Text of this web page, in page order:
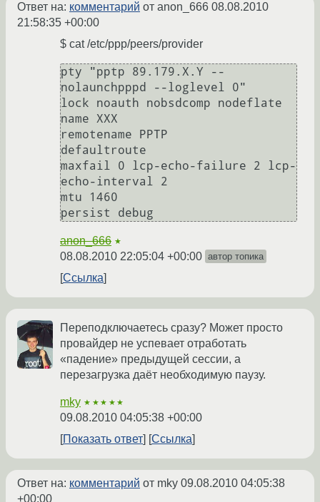
Ответ на: комментарий от anon_666 08.08.2010
21:58:35 +00:00
$ cat /etc/ppp/peers/provider
pty "pptp 89.179.X.Y --
nolaunchpppd --loglevel 0"
lock noauth nobsdcomp nodeflate
name XXX
remotename PPTP
defaultroute
maxfail 0 lcp-echo-failure 2 lcp-
echo-interval 2
mtu 1460
persist debug
anon_666 ★
08.08.2010 22:05:04 +00:00 автор топика
Ссылка
Переподключаетесь сразу? Может просто
провайдер не успевает отработать
«падение» предыдущей сессии, а
перезагрузка даёт необходимую паузу.
mky ★★★★★
09.08.2010 04:05:38 +00:00
Показать ответ
Ссылка
Ответ на: комментарий от mky 09.08.2010 04:05:38
+00:00